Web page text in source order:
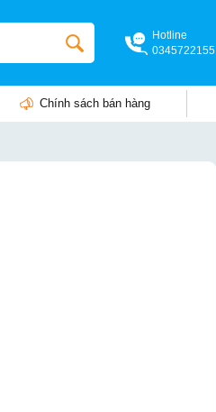
Hotline
0345722155
Chính sách bán hàng